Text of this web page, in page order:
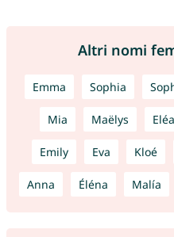
Altri nomi
Emma Sophia
Mia Maëlys Eléa
Emily Eva Kloé
Anna Éléna Malía